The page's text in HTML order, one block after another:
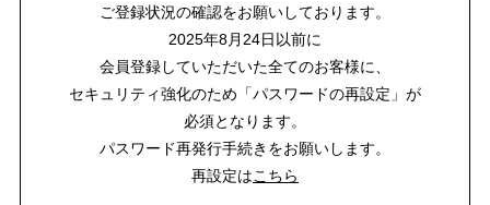
ご登録状況の確認をお願いしております。
2025年8月24日以前に
会員登録していただいた全てのお客様に、
セキュリティ強化のため「パスワードの再設定」が
必須となります。
パスワード再発行手続きをお願いします。
再設定はこちら